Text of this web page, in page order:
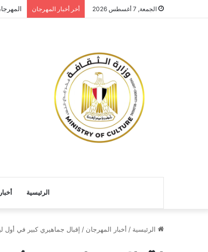
الجمعة, 7 أغسطس 2026 أخر أخبار المهرجان
الرئيسية
الرئيسية / أخبار المهرجان / إقبال جماهيري كبير في أول